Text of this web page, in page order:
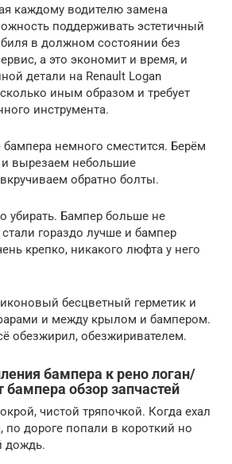
каждому водителю замена
поддерживать эстетичный
в должном состоянии без
а это экономит и время, и
детали на Renault Logan
иным образом и требует
инструмента.
бампера немного сместится. Берём
вырезаем небольшие
обратно болты.
убирать. Бампер больше не
гораздо лучше и бампер
крепко, никакого люфта у него
бесцветный герметик и
и между крылом и бампером.
обезжирил, обезжиривателем.
бампера к рено логан/
бампера обзор запчастей
чистой тряпочкой. Когда ехал
по дороге попали в короткий но
дождь.